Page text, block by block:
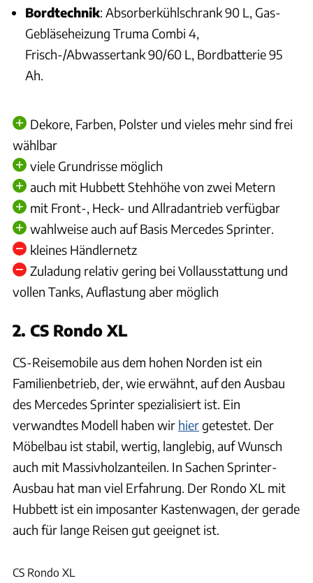
Bordtechnik: Absorberkühlschrank 90 L, Gas-
Gebläseheizung Truma Combi 4,
Frisch-/Abwassertank 90/60 L, Bordbatterie 95
Ah.
Dekore, Farben, Polster und vieles mehr sind frei
wählbar
viele Grundrisse möglich
auch mit Hubbett Stehhöhe von zwei Metern
mit Front-, Heck- und Allradantrieb verfügbar
wahlweise auch auf Basis Mercedes Sprinter.
kleines Händlernetz
Zuladung relativ gering bei Vollausstattung und
vollen Tanks, Auflastung aber möglich
2. CS Rondo XL
CS-Reisemobile aus dem hohen Norden ist ein
Familienbetrieb, der, wie erwähnt, auf den Ausbau
des Mercedes Sprinter spezialisiert ist. Ein
verwandtes Modell haben wir hiergetestet. Der
Möbelbau ist stabil, wertig, langlebig, auf Wunsch
auch mit Massivholzanteilen. In Sachen Sprinter-
Ausbau hat man viel Erfahrung. Der Rondo XL mit
Hubbett ist ein imposanter Kastenwagen, der gerade
auch für lange Reisen gut geeignet ist.
CS Rondo XL